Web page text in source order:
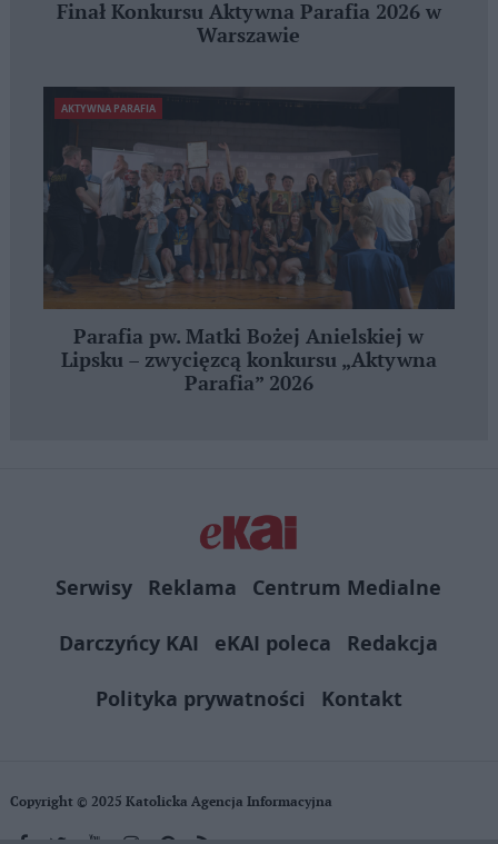
Finał Konkursu Aktywna Parafia 2026 w
Warszawie
AKTYWNA PARAFIA
Parafia pw. Matki Bożej Anielskiej w
Lipsku – zwycięzcą konkursu „Aktywna
Parafia” 2026
Serwisy Reklama
Centrum Medialne
Darczyńcy KAI
eKAI poleca
Redakcja
Polityka prywatności
Kontakt
Copyright © 2025 Katolicka Agencja Informacyjna